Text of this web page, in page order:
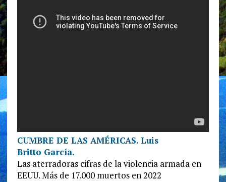
CUMBRE DE LAS AMÉRICAS. Luis
Britto García.
Las aterradoras cifras de la violencia armada en
EEUU. Más de 17.000 muertos en 2022